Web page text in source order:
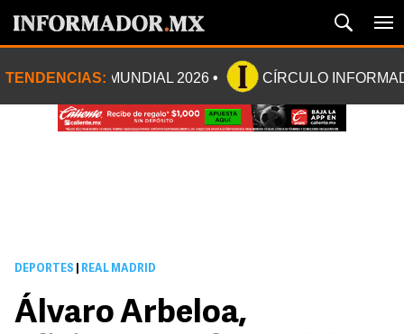
TENDENCIAS: MUNDIAL 2026 CÍRCULO
DEPORTES REAL MADRID
Álvaro Arbeloa,